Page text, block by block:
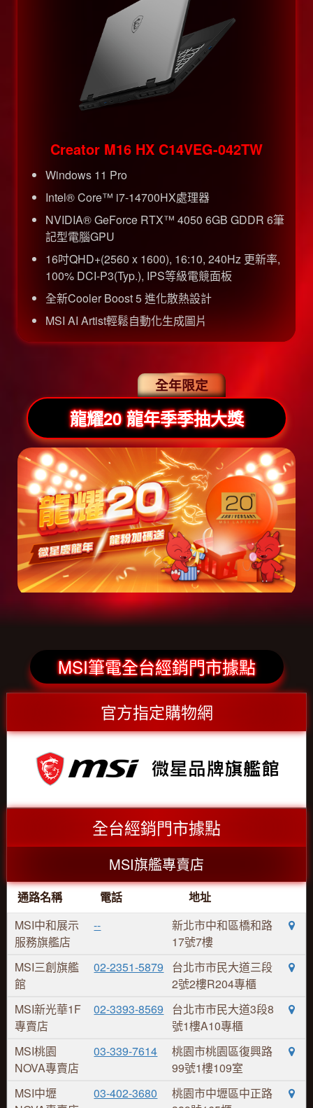
Creator M16 HX C14VEG-042TW
Windows 11 Pro
Intel® Core™ i7-14700HX處理器
NVIDIA® GeForce RTX™ 4050 6GB GDDR 6筆
記型電腦GPU
16吋QHD+(2560 x 1600), 16:10, 240Hz 更新率,
100% DCI-P3(Typ.), IPS等級電競面板
全新Cooler Boost 5 進化散熱設計
MSI AI Artist輕鬆自動化生成圖片
全年限定
龍耀20 龍年季季抽大獎
MSI筆電全台經銷門市據點
官方指定購物網
全台經銷門市據點
MSI旗艦專賣店
通路名稱 電話
地址
MSI中和展示
服務旗艦店
--
新北市中和區橋和路
17號7樓
MSI三創旗艦
館
02-2351-5879
台北市市民大道三段
2號2樓R204專櫃
MSI新光華1F
專賣店
02-3393-8569
台北市市民大道3段8
號1樓A10專櫃
MSI桃園
NOVA專賣店
03-339-7614
桃園市桃園區復興路
99號1樓109室
MSI中壢
03-402-3680
桃園市中壢區中正路